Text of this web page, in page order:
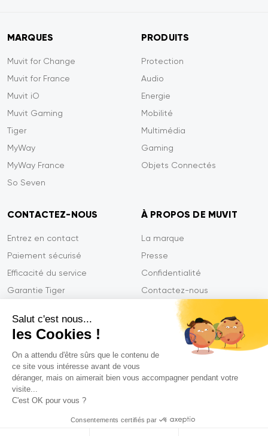
Salut c'est nous...
les Cookies !
On a attendu d'être sûrs que le contenu de
ce site vous intéresse avant de vous
déranger, mais on aimerait bien vous accompagner pendant votre
visite...
C'est OK pour vous ?
Consentements certifiés par
MARQUES
Muvit for Change
Muvit for France
Muvit iO
Muvit Gaming
Tiger
MyWay
MyWay France
So Seven
PRODUITS
Protection
Audio
Energie
Mobilité
Multimédia
Gaming
Objets Connectés
CONTACTEZ-NOUS
Entrez en contact
Paiement sécurisé
Efficacité du service
Garantie Tiger
À PROPOS DE MUVIT
La marque
Presse
Confidentialité
Contactez-nous
Mentions légales
Déclarations de conformité